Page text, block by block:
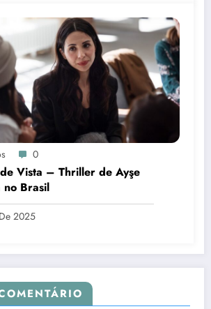
0
Vista – Thriller de Ayşe
no Brasil
2025